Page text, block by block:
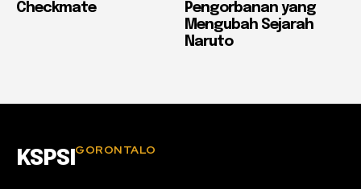
Checkmate
Pengorbanan yang
Mengubah Sejarah
Naruto
KSPSI GORONTALO